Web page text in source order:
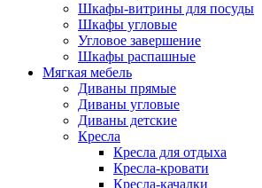
Шкафы-витрины для посуды
Шкафы угловые
Угловое завершение
Шкафы распашные
Мягкая мебель
Диваны прямые
Диваны угловые
Диваны детские
Кресла
Кресла для отдыха
Кресла-кровати
Кресла-качалки